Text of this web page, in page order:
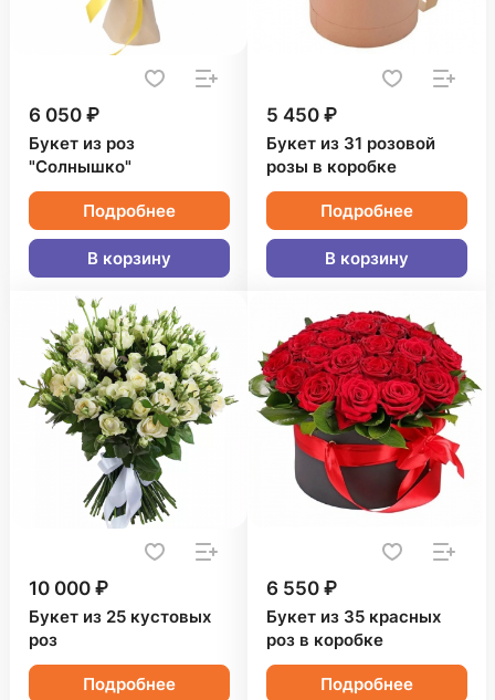
6 050 ₽
Букет из роз
"Солнышко"
Подробнее
В корзину
5 450 ₽
Букет из 31 розовой
розы в коробке
Подробнее
В корзину
10 000 ₽
Букет из 25 кустовых
роз
Подробнее
6 550 ₽
Букет из 35 красных
роз в коробке
Подробнее